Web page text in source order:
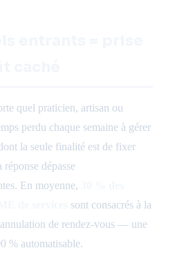
quel praticien, artisan ou
perdu chaque semaine à gérer
la seule finalité est de fixer
dépasse
En moyenne,
sont consacrés à la
de rendez-vous — une
% automatisable.